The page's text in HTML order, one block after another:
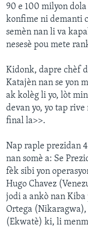
90 e 100 milyon
konfime ni demanti
semèn nan li va
nesesè pou mete
Kidonk, dapre chèf
Katajèn nan se yon
ak kolèg li yo, lòt
devan yo, yo tap
final la>>.
Nap raple prezidan
nan somè a: Se
fèk sibi yon
Hugo Chavez
jodi a ankò nan
Ortega (Nikaragwa),
(Ekwatè) ki, li